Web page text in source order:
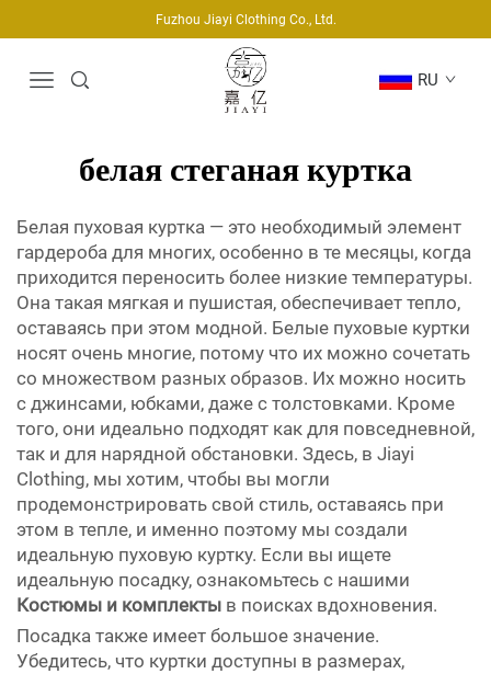
Fuzhou Jiayi Clothing Co., Ltd.
RU
белая стеганая куртка
Белая пуховая куртка — это необходимый элемент
гардероба для многих, особенно в те месяцы, когда
приходится переносить более низкие температуры.
Она такая мягкая и пушистая, обеспечивает тепло,
оставаясь при этом модной. Белые пуховые куртки
носят очень многие, потому что их можно сочетать
со множеством разных образов. Их можно носить
с джинсами, юбками, даже с толстовками. Кроме
того, они идеально подходят как для повседневной,
так и для нарядной обстановки. Здесь, в Jiayi
Clothing, мы хотим, чтобы вы могли
продемонстрировать свой стиль, оставаясь при
этом в тепле, и именно поэтому мы создали
идеальную пуховую куртку. Если вы ищете
идеальную посадку, ознакомьтесь с нашими
Костюмы и комплекты в поисках вдохновения.
Посадка также имеет большое значение.
Убедитесь, что куртки доступны в размерах,